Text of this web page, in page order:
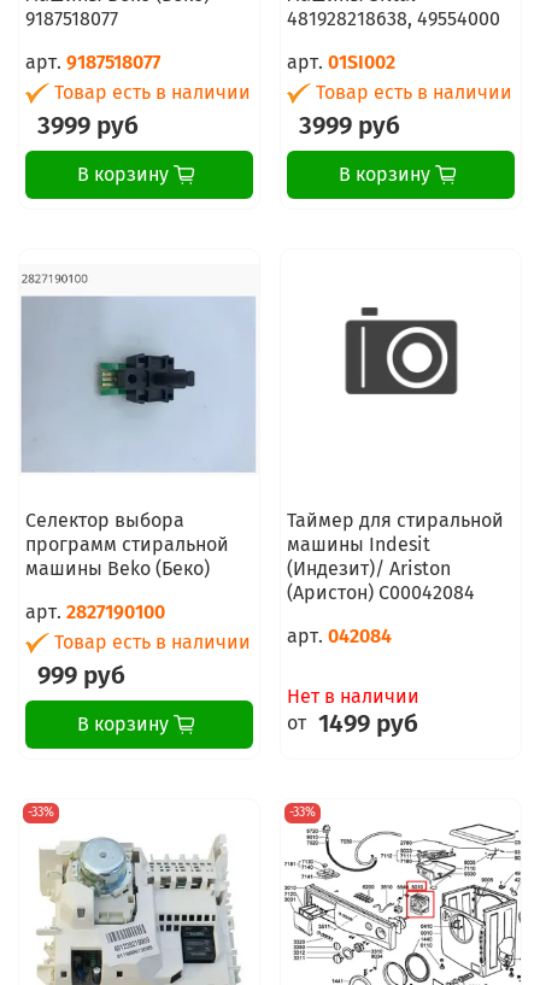
9187518077
арт. 9187518077
Товар есть в наличии
3999 руб
В корзину
481928218638, 49554000
арт. 01SI002
Товар есть в наличии
3999 руб
В корзину
Селектор выбора
программ стиральной
машины Beko (Беко)
арт. 2827190100
Товар есть в наличии
999 руб
В корзину
Таймер для стиральной
машины Indesit
(Индезит)/ Ariston
(Аристон) C00042084
арт. 042084
Нет в наличии
от 1499 руб
-33% -33%